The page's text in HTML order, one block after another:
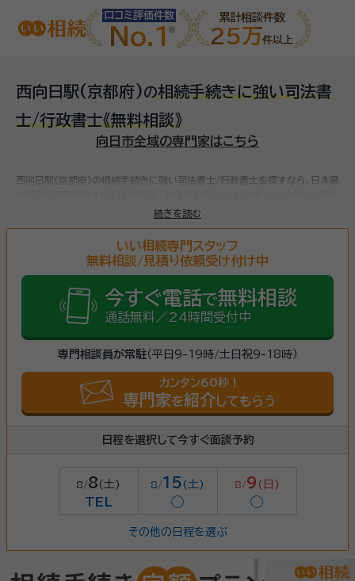
口コミ評価件数
No.1
累計相談件数
25万件以上
西向日駅(京都府)の相続手続きに強い司法書
士/行政書士《無料相談》
向日市全域の専門家はこちら
続きを読む
西向日駅(京都府)の相続手続きに強い司法書士/行政書士を探すなら、日本最
全国で対応可能な相続手続きに強い司法書士/行政書士をお探しい
の名義変更、相続税の申告・納税（相続財産が基礎控除額を超えていた場合）な
ど多岐に渡るため、相続手続きに強い専門家にまずは相談しましょう。
いい相続専門スタッフ
無料相談/見積り依頼受け付け中
今すぐ電話で無料相談
通話無料／24時間受付中
専門相談員が常駐（平日9-19時/土日祝9-18時）
カンタン60秒！
専門家を紹介 してもらう
日程を選択して今すぐ面談予約
8/8 (土)
TEL
8/15(土)
◯
8/9 (日)
◯
その他の日程を選ぶ